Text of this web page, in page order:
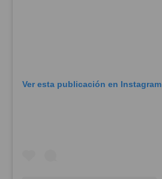
Ver esta publicación en Instagram